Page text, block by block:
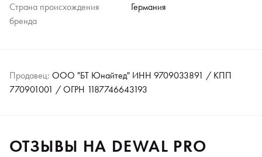
Страна происхождения
бренда
Германия
Продавец: ООО "БТ Юнайтед" ИНН 9709033891 / КПП
770901001 / ОГРН 1187746643193
ОТЗЫВЫ НА DEWAL PRO